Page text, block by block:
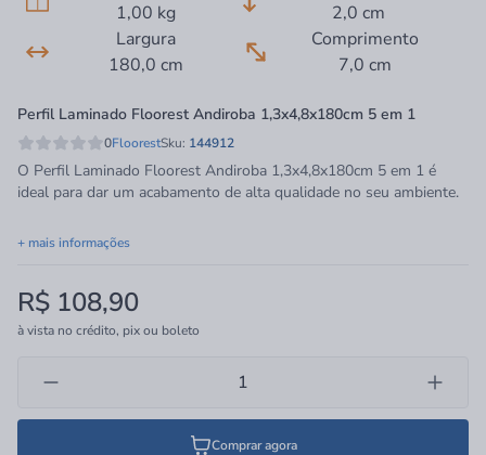
1,00 kg
2,0 cm
Largura
180,0 cm
Comprimento
7,0 cm
Perfil Laminado Floorest Andiroba 1,3x4,8x180cm 5 em 1
0FloorestSku: 144912
O Perfil Laminado Floorest Andiroba 1,3x4,8x180cm 5 em 1 é
ideal para dar um acabamento de alta qualidade no seu ambiente.
+ mais informações
R$ 108,90
à vista no crédito, pix ou boleto
Comprar agora